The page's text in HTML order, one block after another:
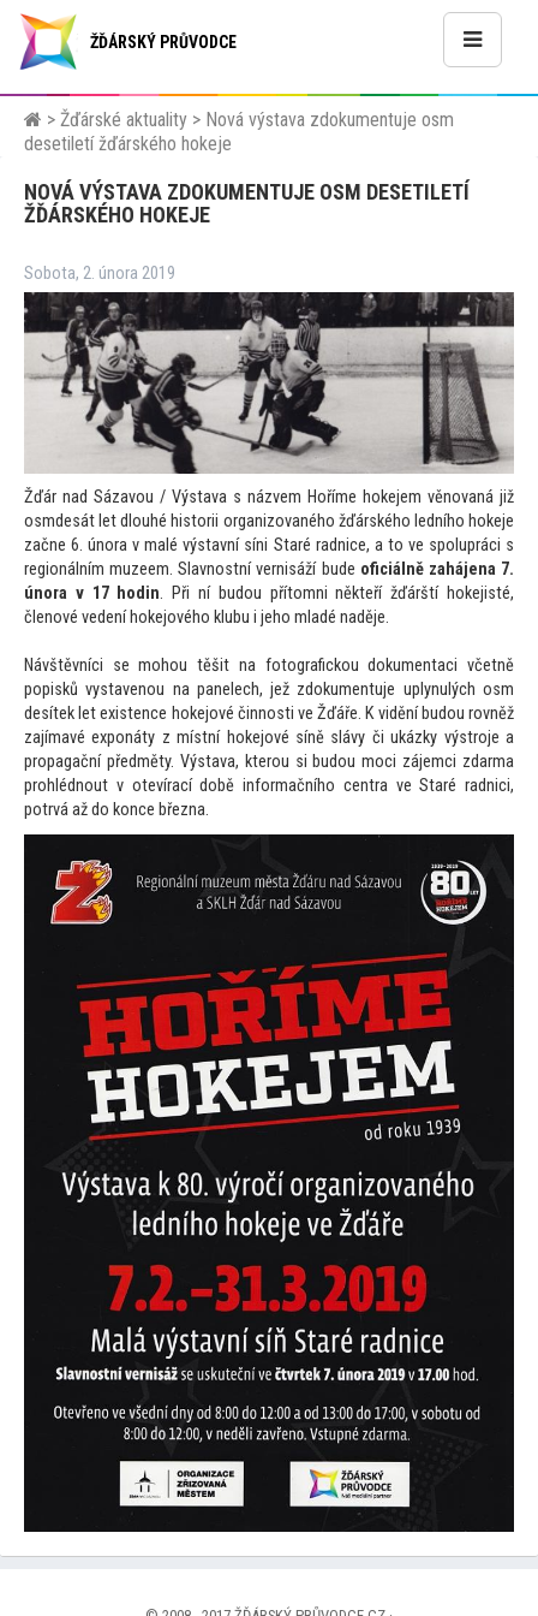
ŽĎÁRSKÝ PRŮVODCE
> Žďárské aktuality > Nová výstava zdokumentuje osm
desetiletí žďárského hokeje
NOVÁ VÝSTAVA ZDOKUMENTUJE OSM DESETILETÍ
ŽĎÁRSKÉHO HOKEJE
Sobota, 2. února 2019
Žďár nad Sázavou / Výstava s názvem Hoříme hokejem věnovaná již
osmdesát let dlouhé historii organizovaného žďárského ledního hokeje
začne 6. února v malé výstavní síni Staré radnice, a to ve spolupráci s
regionálním muzeem. Slavnostní vernisáží bude oficiálně zahájena 7.
února v 17 hodin. Při ní budou přítomni někteří žďárští hokejisté,
členové vedení hokejového klubu i jeho mladé naděje.
Návštěvníci se mohou těšit na fotografickou dokumentaci včetně
popisků vystavenou na panelech, jež zdokumentuje uplynulých osm
desítek let existence hokejové činnosti ve Žďáře. K vidění budou rovněž
zajímavé exponáty z místní hokejové síně slávy či ukázky výstroje a
propagační předměty. Výstava, kterou si budou moci zájemci zdarma
prohlédnout v otevírací době informačního centra ve Staré radnici,
potrvá až do konce března.